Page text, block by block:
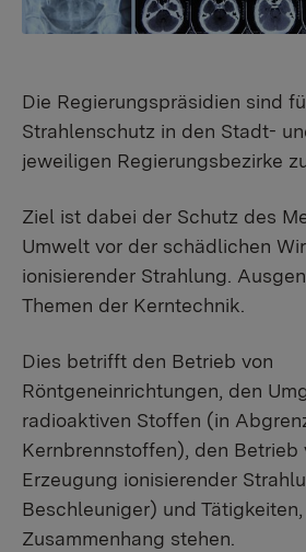
Die Regierungspräsidien sind
Strahlenschutz in den Stadt-
jeweiligen Regierungsbezirke
Ziel ist dabei der Schutz des
Umwelt vor der schädlichen
ionisierender Strahlung.
Themen der Kerntechnik.
Dies betrifft den Betrieb von
Röntgeneinrichtungen, den
radioaktiven Stoffen (in
Kernbrennstoffen), den Betrieb
Erzeugung ionisierender
Beschleuniger) und
Zusammenhang stehen.